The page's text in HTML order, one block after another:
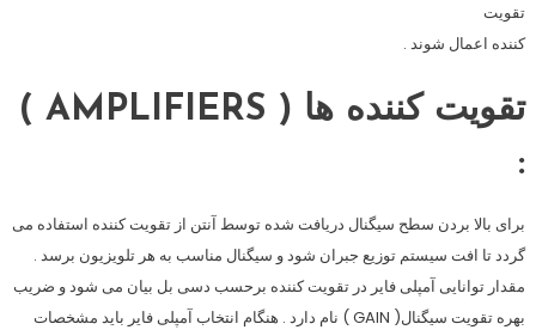
تقویت
کننده اعمال شوند .
تقویت کننده ها ( AMPLIFIERS )
:
برای بالا بردن سطح سیگنال دریافت شده توسط آنتن از تقویت کننده استفاده می
گردد تا افت سیستم توزیع جبران شود و سیگنال مناسب به هر تلویزیون برسد .
مقدار توانایی آمپلی فایر در تقویت کننده برحسب دسی بل بیان می شود و ضریب
بهره تقویت سیگنال( GAIN ) نام دارد . هنگام انتخاب آمپلی فایر باید مشخصات